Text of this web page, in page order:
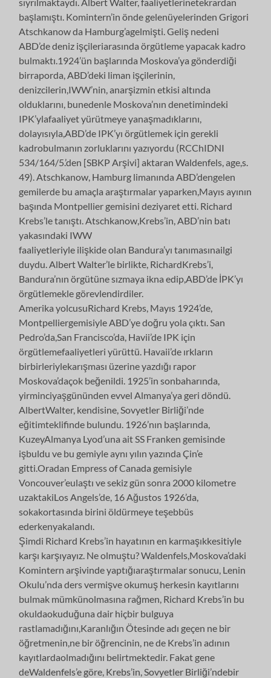
başlamıştı. Komintern’in önde gelenüyelerinden Grigori
Atschkanow da Hamburg’agelmişti. Geliş nedeni
ABD’de deniz işçileriarasında örgütleme yapacak kadro
bulmaktı.1924’ün başlarında Moskova’ya gönderdiği
birraporda, ABD’deki liman işçilerinin,
denizcilerin,IWW’nin, anarşizmin etkisi altında
olduklarını, bunedenle Moskova’nın denetimindeki
IPK’ylafaaliyet yürütmeye yanaşmadıklarını,
dolayısıyla,ABD’de IPK’yı örgütlemek için gerekli
kadrobulmanın zorluklarını yazıyordu (RCChIDNI
534/164/5.’den [SBKP Arşivi] aktaran Waldenfels, age,s.
49). Atschkanow, Hamburg limanında ABD’dengelen
gemilerde bu amaçla araştırmalar yaparken,Mayıs ayının
başında Montpellier gemisini deziyaret etti. Richard
Krebs’le tanıştı. Atschkanow,Krebs’in, ABD’nin batı
yakasındaki IWW
faaliyetleriyle ilişkide olan Bandura’yı tanımasınailgi
duydu. Albert Walter’le birlikte, RichardKrebs’i,
Bandura’nın örgütüne sızmaya ikna edip,ABD’de İPK’yı
örgütlemekle görevlendirdiler.
Amerika yolcusuRichard Krebs, Mayıs 1924’de,
Montpelliergemisiyle ABD’ye doğru yola çıktı. San
Pedro’da,San Francisco’da, Havii’de IPK için
örgütlemefaaliyetleri yürüttü. Havaii’de ırkların
birbirleriylekarışması üzerine yazdığı rapor
Moskova’daçok beğenildi. 1925’in sonbaharında,
yirminciyaşgününden evvel Almanya’ya geri döndü.
AlbertWalter, kendisine, Sovyetler Birliği’nde
eğitimteklifinde bulundu. 1926’nın başlarında,
KuzeyAlmanya Lyod’una ait SS Franken gemisinde
işbuldu ve bu gemiyle aynı yılın yazında Çin’e
gitti.Oradan Empress of Canada gemisiyle
Voncouver’eulaştı ve sekiz gün sonra 2000 kilometre
uzaktakiLos Angels’de, 16 Ağustos 1926’da,
sokakortasında birini öldürmeye teşebbüs
ederkenyakalandı.
Şimdi Richard Krebs’in hayatının en karmaşıkkesitiyle
karşı karşıyayız. Ne olmuştu? Waldenfels,Moskova’daki
Komintern arşivinde yaptığıaraştırmalar sonucu, Lenin
Okulu’nda ders vermişve okumuş herkesin kayıtlarını
bulmak mümkünolmasına rağmen, Richard Krebs’in bu
okuldaokuduğuna dair hiçbir bulguya
rastlamadığını,Karanlığın Ötesinde adı geçen ne bir
öğretmenin,ne bir öğrencinin, ne de Krebs’in adının
kayıtlardaolmadığını belirtmektedir. Fakat gene
deWaldenfels’e göre, Krebs’in, Sovyetler Birliği’ndebir